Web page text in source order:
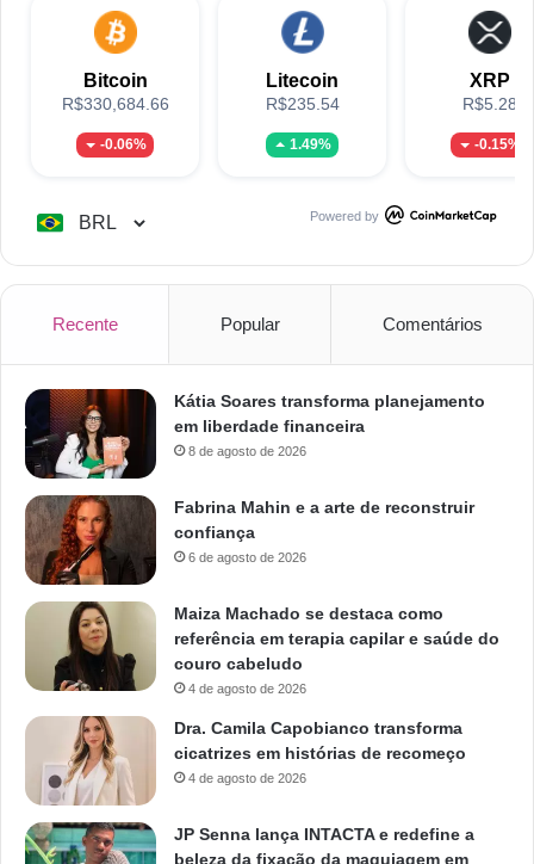
Bitcoin
R$330,684.66
-0.06%
Litecoin
R$235.54
1.49%
XRP
R$5.28
-0.15%
Powered by
Recente Popular Comentários
Kátia Soares transforma planejamento
em liberdade financeira
8 de agosto de 2026
Fabrina Mahin e a arte de reconstruir
confiança
6 de agosto de 2026
Maiza Machado se destaca como
referência em terapia capilar e saúde do
couro cabeludo
4 de agosto de 2026
Dra. Camila Capobianco transforma
cicatrizes em histórias de recomeço
4 de agosto de 2026
JP Senna lança INTACTA e redefine a
beleza da fixação da maquiagem em